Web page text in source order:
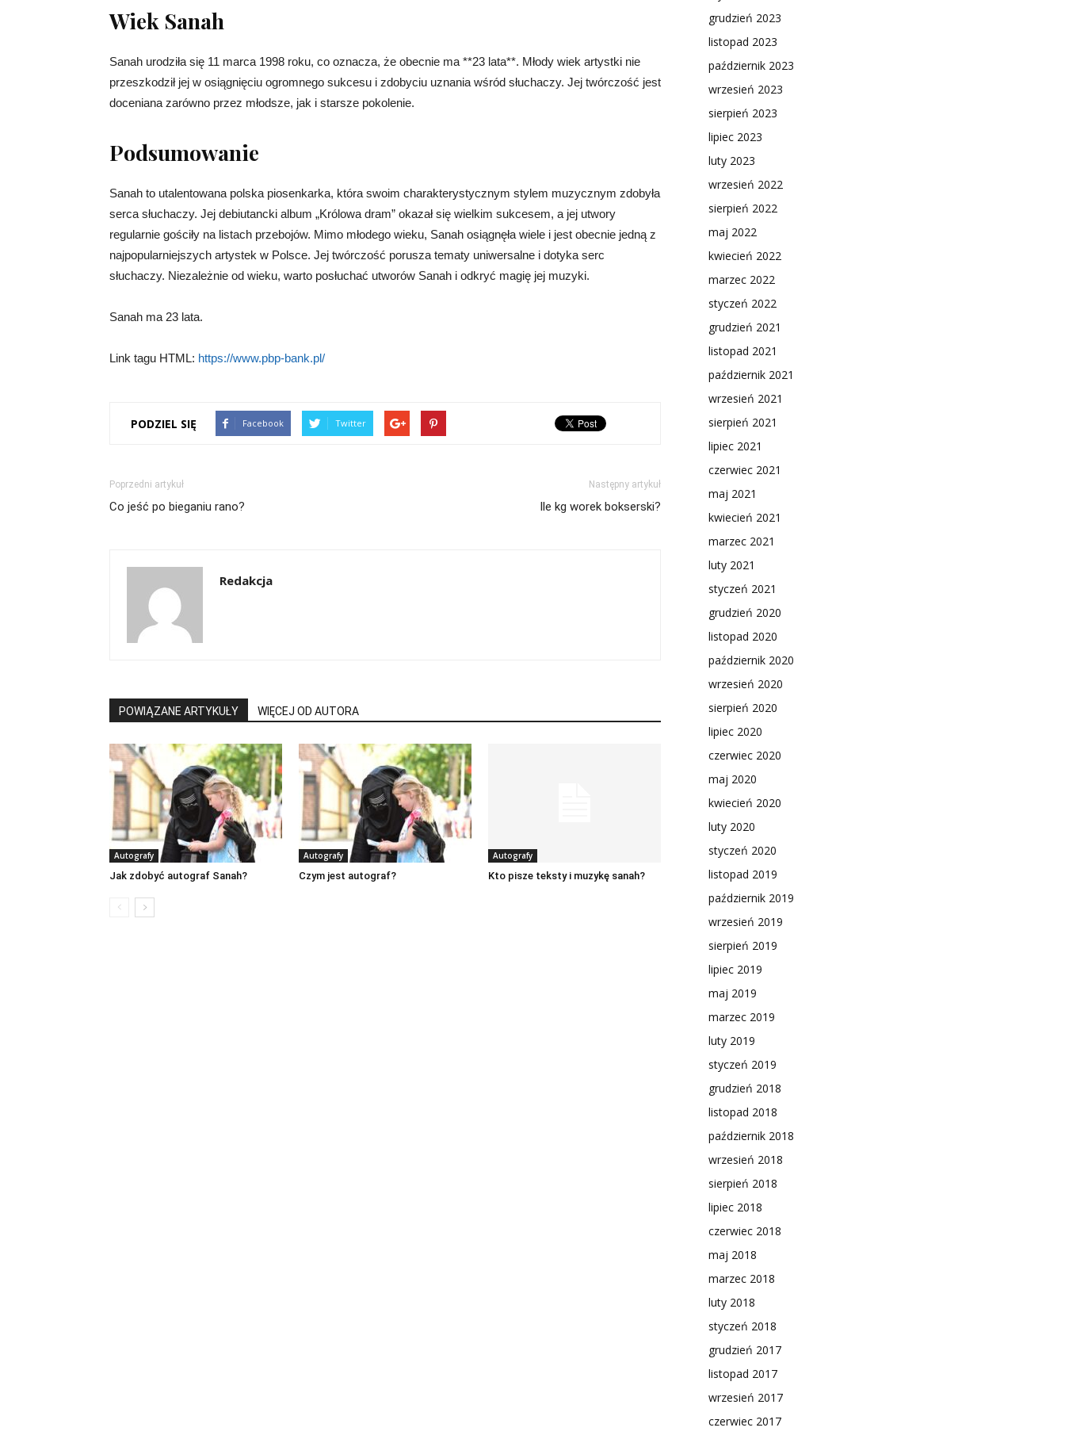
Wiek Sanah
Sanah urodziła się 11 marca 1998 roku, co oznacza, że obecnie ma **23 lata**. Młody wiek artystki nie
przeszkodził jej w osiągnięciu ogromnego sukcesu i zdobyciu uznania wśród słuchaczy. Jej twórczość jest
doceniana zarówno przez młodsze, jak i starsze pokolenie.
Podsumowanie
Sanah to utalentowana polska piosenkarka, która swoim charakterystycznym stylem muzycznym zdobyła
serca słuchaczy. Jej debiutancki album „Królowa dram” okazał się wielkim sukcesem, a jej utwory
regularnie gościły na listach przebojów. Mimo młodego wieku, Sanah osiągnęła wiele i jest obecnie jedną z
najpopularniejszych artystek w Polsce. Jej twórczość porusza tematy uniwersalne i dotyka serc
słuchaczy. Niezależnie od wieku, warto posłuchać utworów Sanah i odkryć magię jej muzyki.
Sanah ma 23 lata.
Link tagu HTML: https://www.pbp-bank.pl/
PODZIEL SIĘ Facebook Twitter
Poprzedni artykuł
Co jeść po bieganiu rano?
Następny artykuł
Ile kg worek bokserski?
Redakcja
POWIĄZANE ARTYKUŁY WIĘCEJ OD AUTORA
Autografy
Jak zdobyć autograf Sanah?
Autografy
Czym jest autograf?
Autografy
Kto pisze teksty i muzykę sanah?
grudzień 2023
listopad 2023
październik 2023
wrzesień 2023
sierpień 2023
lipiec 2023
luty 2023
wrzesień 2022
sierpień 2022
maj 2022
kwiecień 2022
marzec 2022
styczeń 2022
grudzień 2021
listopad 2021
październik 2021
wrzesień 2021
sierpień 2021
lipiec 2021
czerwiec 2021
maj 2021
kwiecień 2021
marzec 2021
luty 2021
styczeń 2021
grudzień 2020
listopad 2020
październik 2020
wrzesień 2020
sierpień 2020
lipiec 2020
czerwiec 2020
maj 2020
kwiecień 2020
luty 2020
styczeń 2020
listopad 2019
październik 2019
wrzesień 2019
sierpień 2019
lipiec 2019
maj 2019
marzec 2019
luty 2019
styczeń 2019
grudzień 2018
listopad 2018
październik 2018
wrzesień 2018
sierpień 2018
lipiec 2018
czerwiec 2018
maj 2018
marzec 2018
luty 2018
styczeń 2018
grudzień 2017
listopad 2017
wrzesień 2017
czerwiec 2017